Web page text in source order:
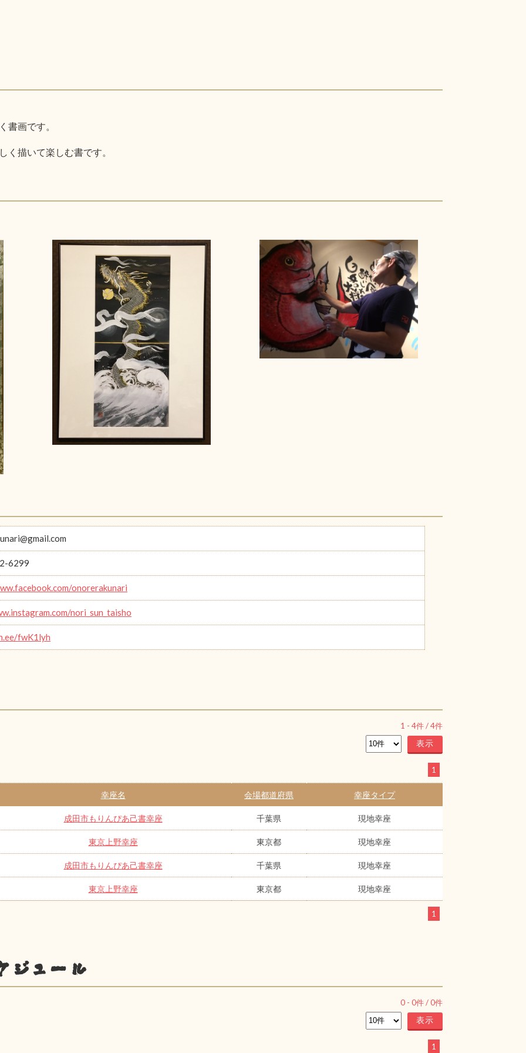
書画です。
く描いて楽しむ書です。
6299
onorerakunari
nori_sun_taisho
fwK1lyh
1 - 4件 /4件
1
幸座名 会場都道府県 幸座タイプ
成田市もりんぴあ己書幸座 千葉県 現地幸座
東京上野幸座 東京都 現地幸座
成田市もりんぴあ己書幸座 千葉県 現地幸座
東京上野幸座 東京都 現地幸座
1
ジュール
0 - 0件 /0件
1